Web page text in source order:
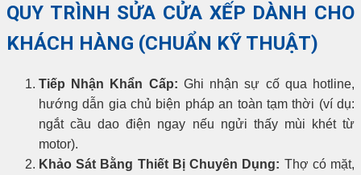
QUY TRÌNH SỬA CỬA XẾP DÀNH CHO
KHÁCH HÀNG (CHUẨN KỸ THUẬT)
Tiếp Nhận Khẩn Cấp: Ghi nhận sự cố qua hotline,
hướng dẫn gia chủ biện pháp an toàn tạm thời (ví dụ:
ngắt cầu dao điện ngay nếu ngửi thấy mùi khét từ
motor).
Khảo Sát Bằng Thiết Bị Chuyên Dụng: Thợ có mặt,